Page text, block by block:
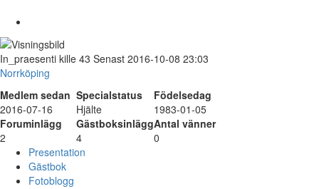
In_praesenti kille 43 Senast 2016-10-08 23:03
Norrköping
Medlem sedan Specialstatus
Födelsedag
2016-07-16
Hjälte
1983-01-05
Foruminlägg
GästboksinläggAntal vänner
2
4
0
Presentation
Gästbok
Fotoblogg